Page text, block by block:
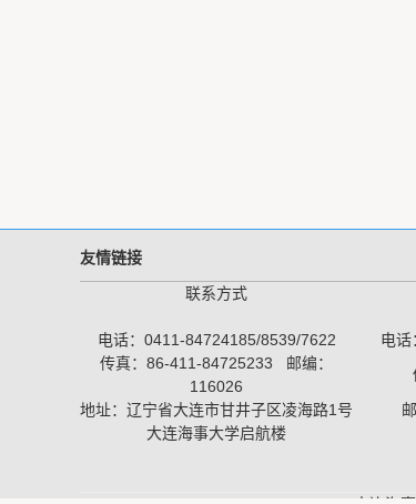
友情链接
联系方式
电话：0411-84724185/8539/7622 电
传真：86-411-84725233 邮编：
116026
地址：辽宁省大连市甘井子区凌海路1号
大连海事大学启航楼